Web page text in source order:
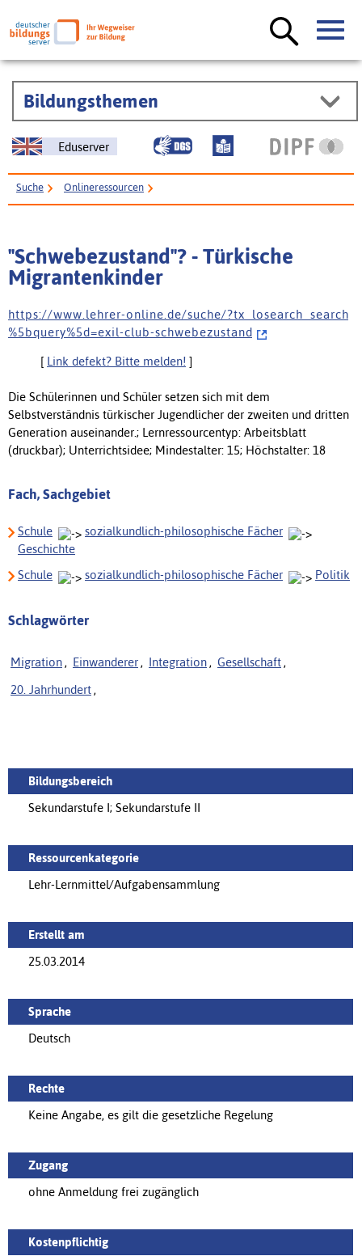
Bildungsthemen
Eduserver
Suche Onlineressourcen
"Schwebezustand"? - Türkische
Migrantenkinder
h t t p s : / / w w w . l e h r e r - o n l i n e . d e / s u c h e / ? t x _ l o s e a r c h _ s e a r c h
% 5 b q u e r y % 5 d = e x i l - c l u b - s c h w e b e z u s t a n d
[ Link defekt? Bitte melden! ]
Die Schülerinnen und Schüler setzen sich mit dem
Selbstverständnis türkischer Jugendlicher der zweiten und dritten
Generation auseinander.; Lernressourcentyp: Arbeitsblatt
(druckbar); Unterrichtsidee; Mindestalter: 15; Höchstalter: 18
Fach, Sachgebiet
Schule
sozialkundlich-philosophische Fächer
Geschichte
Schule
sozialkundlich-philosophische Fächer Politik
Schlagwörter
Migration , Einwanderer , Integration , Gesellschaft ,
20. Jahrhundert ,
Bildungsbereich
Sekundarstufe I; Sekundarstufe II
Ressourcenkategorie
Lehr-Lernmittel/Aufgabensammlung
Erstellt am
25.03.2014
Sprache
Deutsch
Rechte
Keine Angabe, es gilt die gesetzliche Regelung
Zugang
ohne Anmeldung frei zugänglich
Kostenpflichtig